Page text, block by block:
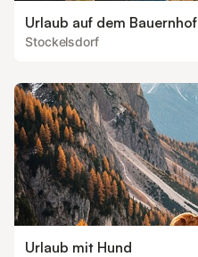
Urlaub auf dem Bauernhof
Stockelsdorf
Urlaub mit Hund